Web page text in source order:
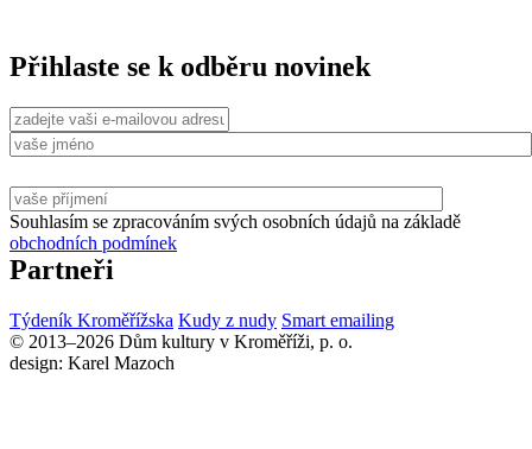
Přihlaste se k odběru novinek
Souhlasím se zpracováním svých osobních údajů na základě
obchodních podmínek
Partneři
Týdeník Kroměřížska Kudy z nudy Smart emailing
© 2013–2026 Dům kultury v Kroměříži, p. o.
design: Karel Mazoch